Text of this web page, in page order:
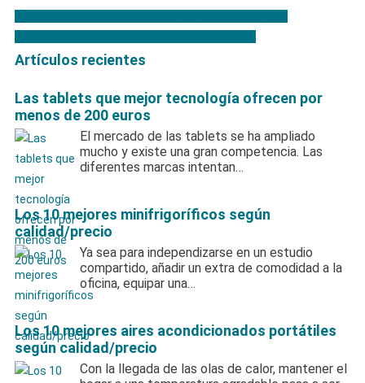
Navegación
de
Artículos recientes
Las tablets que mejor tecnología ofrecen por
menos de 200 euros
El mercado de las tablets se ha ampliado
mucho y existe una gran competencia. Las
diferentes marcas intentan…
Los 10 mejores minifrigoríficos según
calidad/precio
Ya sea para independizarse en un estudio
compartido, añadir un extra de comodidad a la
oficina, equipar una…
Los 10 mejores aires acondicionados portátiles
según calidad/precio
Con la llegada de las olas de calor, mantener el